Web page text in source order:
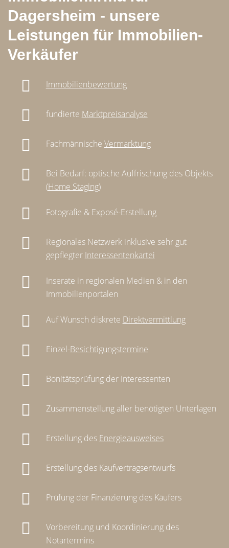
Dagersheim - unsere
Leistungen für Immobilien-
Verkäufer
Immobilienbewertung
fundierte Marktpreisanalyse
Fachmännische Vermarktung
Bei Bedarf: optische Auffrischung des Objekts
(Home Staging)
Fotografie & Exposé-Erstellung
Regionales Netzwerk inklusive sehr gut
gepflegter Interessentenkartei
Inserate in regionalen Medien & in den
Immobilienportalen
Auf Wunsch diskrete Direktvermittlung
Einzel-Besichtigungstermine
Bonitätsprüfung der Interessenten
Zusammenstellung aller benötigten Unterlagen
Erstellung des Energieausweises
Erstellung des Kaufvertragsentwurfs
Prüfung der Finanzierung des Käufers
Vorbereitung und Koordinierung des
Notartermins